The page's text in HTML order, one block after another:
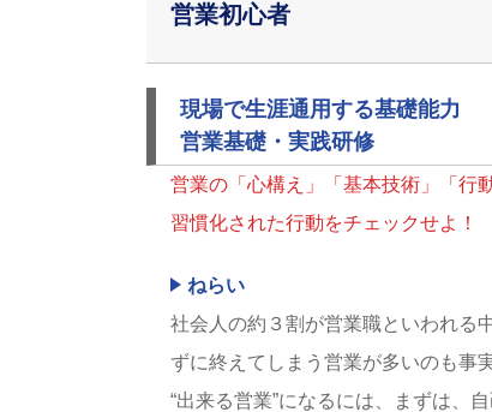
営業初心者
現場で生涯通用する基礎能力
営業基礎・実践研修
営業の「心構え」「基本技術」「行
習慣化された行動をチェックせよ！
ねらい
社会人の約３割が営業職といわれる
ずに終えてしまう営業が多いのも事
“出来る営業”になるには、まずは、